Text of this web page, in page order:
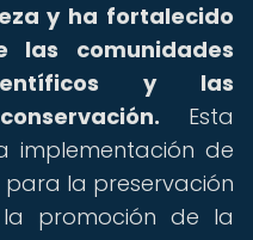
y ha fortalecido
las comunidades
y las
Esta
implementación de
la preservación
promoción de la